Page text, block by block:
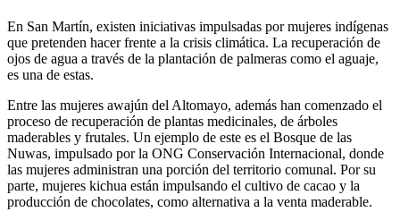
En San Martín, existen iniciativas impulsadas por mujeres indígenas
que pretenden hacer frente a la crisis climática. La recuperación de
ojos de agua a través de la plantación de palmeras como el aguaje,
es una de estas.
Entre las mujeres awajún del Altomayo, además han comenzado el
proceso de recuperación de plantas medicinales, de árboles
maderables y frutales. Un ejemplo de este es el Bosque de las
Nuwas, impulsado por la ONG Conservación Internacional, donde
las mujeres administran una porción del territorio comunal. Por su
parte, mujeres kichua están impulsando el cultivo de cacao y la
producción de chocolates, como alternativa a la venta maderable.